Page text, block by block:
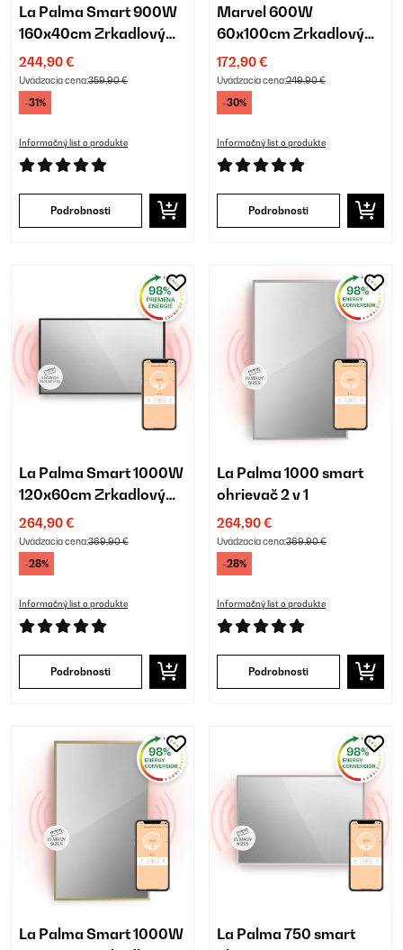
La Palma Smart 900W
160x40cm Zrkadlový
Infrapanel Zlatá
244,90 €
Uvádzacia cena:359,90 €
-31%
Informačný list o produkte
Podrobnosti
Marvel 600W
60x100cm Zrkadlový
Infrapanel
172,90 €
Uvádzacia cena:249,90 €
-30%
Informačný list o produkte
Podrobnosti
La Palma Smart 1000W
120x60cm Zrkadlový
Infrapanel Čierna
264,90 €
Uvádzacia cena:369,90 €
-28%
Informačný list o produkte
Podrobnosti
La Palma 1000 smart
ohrievač 2 v 1
264,90 €
Uvádzacia cena:369,90 €
-28%
Informačný list o produkte
Podrobnosti
La Palma Smart 1000W
La Palma 750 smart